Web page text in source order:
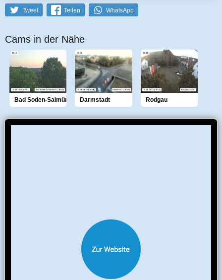
Tweet Teilen WhatsApp
Cams in der Nähe
Bad Soden-Salmünster Darmstadt Rodgau